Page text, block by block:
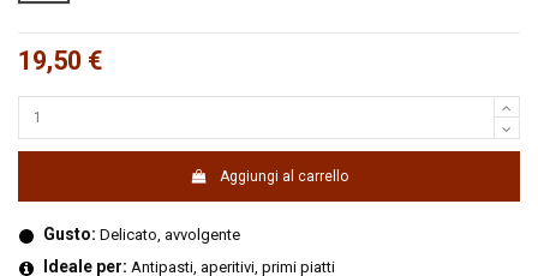
19,50 €
Aggiungi al carrello
Gusto: Delicato, avvolgente
Ideale per: Antipasti, aperitivi, primi piatti